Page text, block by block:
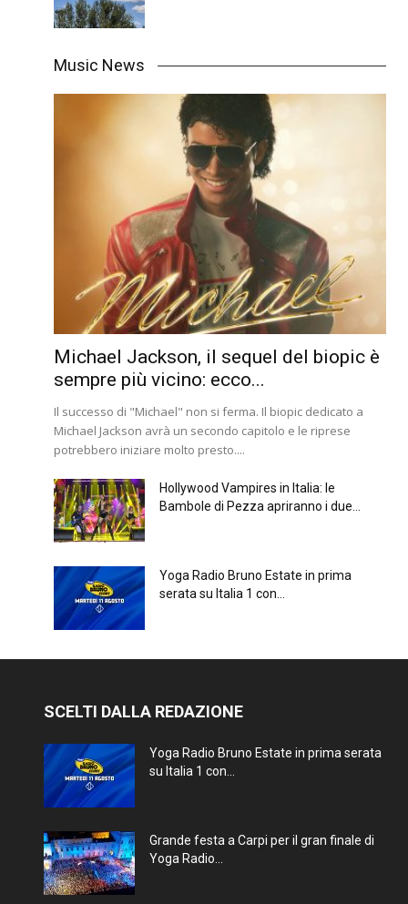
Music News
Michael Jackson, il sequel del biopic è
sempre più vicino: ecco...
Il successo di "Michael" non si ferma. Il biopic dedicato a
Michael Jackson avrà un secondo capitolo e le riprese
potrebbero iniziare molto presto....
Hollywood Vampires in Italia: le
Bambole di Pezza apriranno i due...
Yoga Radio Bruno Estate in prima
serata su Italia 1 con...
SCELTI DALLA REDAZIONE
Yoga Radio Bruno Estate in prima serata
su Italia 1 con...
Grande festa a Carpi per il gran finale di
Yoga Radio...